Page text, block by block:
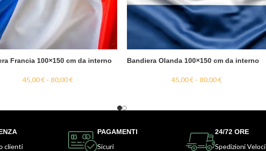
Francia 100×150 cm da interno
45,00€ - 80,00€
Bandiera Olanda 100×150 cm da interno
45,00€ - 80,00€
clienti
PAGAMENTI
Sicuri
24/72 ORE
Spedizioni Veloci